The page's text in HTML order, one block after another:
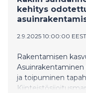
kehitys
2.9.2025 10:00:00 EEST
Rakentamisen
ja toipuminen